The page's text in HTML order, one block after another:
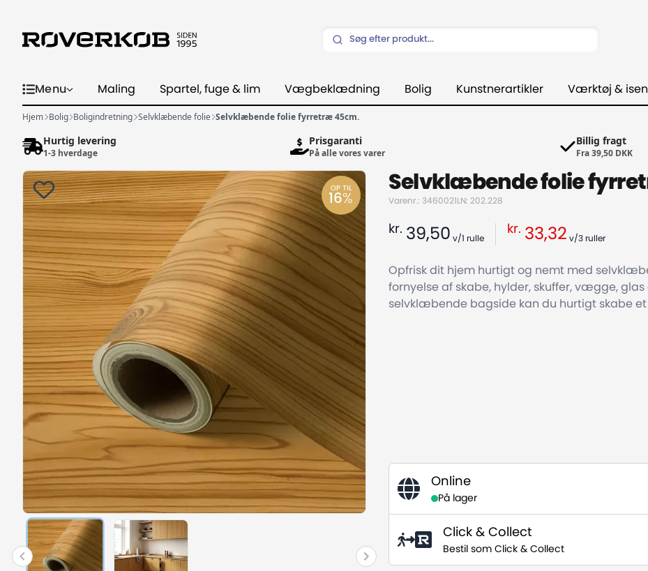
Menu Maling Spartel, fuge & lim Vægbeklædning Bolig Kunstnerartikler Værktøj &
Hjem Bolig Boligindretning Selvklæbende folie Selvklæbende folie fyrretræ 45cm.
Hurtig levering
1-3 hverdage
Prisgaranti
På alle vores varer
Billig fragt
Fra 39,50 DKK
OP TIL
16%
Selvklæbende folie
Varenr.: 3460021 LN: 202.228
kr. 39,50 v/1 rulle
kr. 33,32 v/3 ruller
Opfrisk dit hjem hurtigt og nemt med
fornyelse af skabe, hylder, skuffer, vægge,
selvklæbende bagside kan du hurtigt skabe et
Online
På lager
Click & Collect
Bestil som Click & Collect